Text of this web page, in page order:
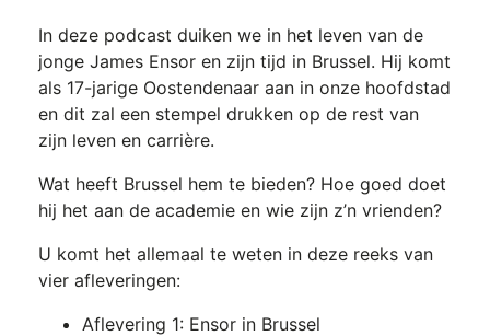
In deze podcast duiken we in het leven van de
jonge James Ensor en zijn tijd in Brussel. Hij komt
als 17-jarige Oostendenaar aan in onze hoofdstad
en dit zal een stempel drukken op de rest van
zijn leven en carrière.
Wat heeft Brussel hem te bieden? Hoe goed doet
hij het aan de academie en wie zijn z’n vrienden?
U komt het allemaal te weten in deze reeks van
vier afleveringen:
Aflevering 1: Ensor in Brussel